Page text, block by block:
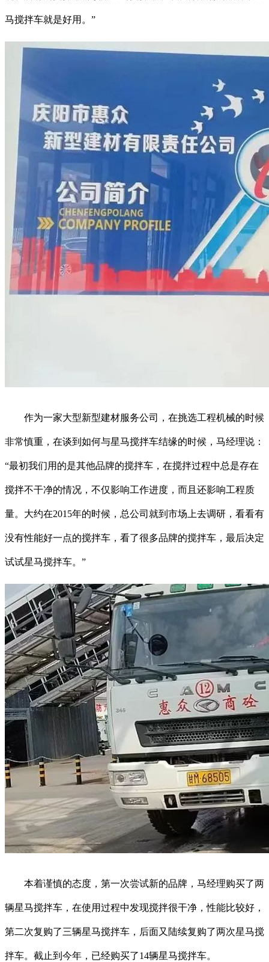
马搅拌车就是好用。”
作为一家大型新型建材服务公司，在挑选工程机械的时候
非常慎重，在谈到如何与星马搅拌车结缘的时候，马经理说：
“最初我们用的是其他品牌的搅拌车，在搅拌过程中总是存在
搅拌不干净的情况，不仅影响工作进度，而且还影响工程质
量。大约在2015年的时候，总公司就到市场上去调研，看看有
没有性能好一点的搅拌车，看了很多品牌的搅拌车，最后决定
试试星马搅拌车。”
本着谨慎的态度，第一次尝试新的品牌，马经理购买了两
辆星马搅拌车，在使用过程中发现搅拌很干净，性能比较好，
第二次复购了三辆星马搅拌车，后面又陆续复购了两次星马搅
拌车。截止到今年，已经购买了14辆星马搅拌车。